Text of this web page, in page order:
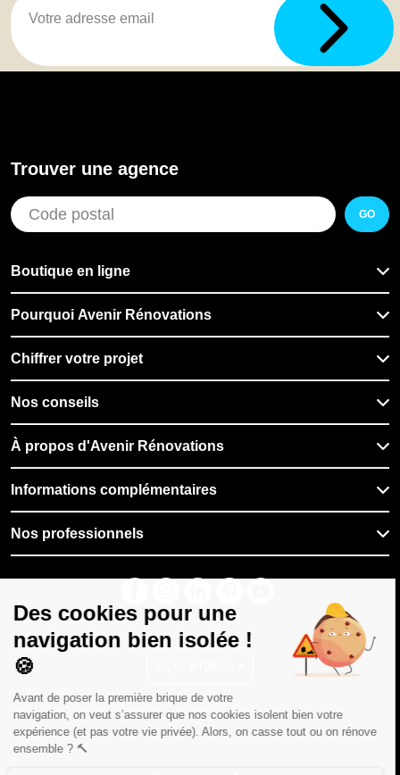
Trouver une agence
GO
Boutique en ligne
Pourquoi Avenir Rénovations
Chiffrer votre projet
Nos conseils
À propos d'Avenir Rénovations
Informations complémentaires
Nos professionnels